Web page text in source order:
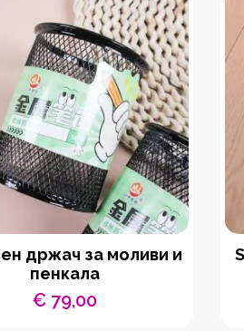
држач за моливи и
пенкала
€ 79,00